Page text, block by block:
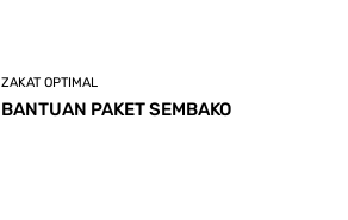
ZAKAT OPTIMAL
BANTUAN PAKET SEMBAKO